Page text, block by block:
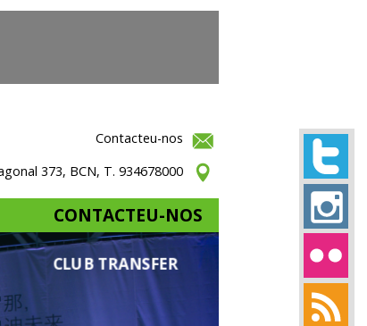
Contacteu-nos
373, BCN, T. 934678000
CONTACTEU-NOS
CLUB TRANSFER